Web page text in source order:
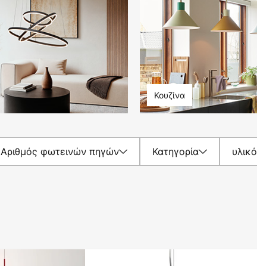
Κουζίνα
Αριθμός φωτεινών πηγών Κατηγορία υλικό